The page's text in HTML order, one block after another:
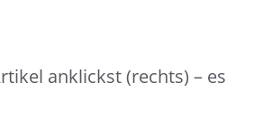
anklickst (rechts) – es